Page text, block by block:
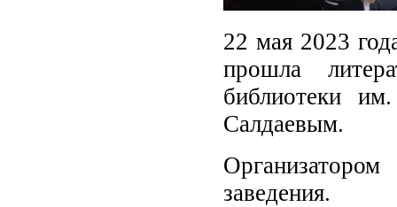
22 мая 2023
прошла
библиотеки
Салдаевым.
заведения.